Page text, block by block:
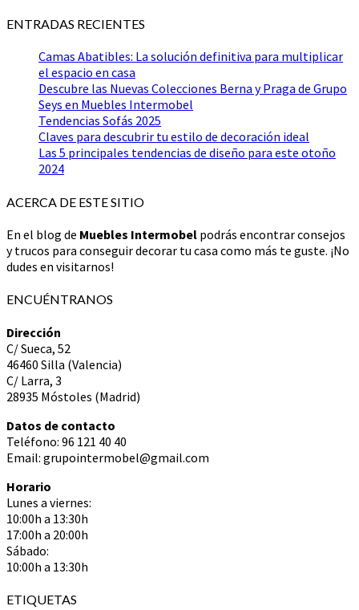
ENTRADAS RECIENTES
Camas Abatibles: La solución definitiva para multiplicar
el espacio en casa
Descubre las Nuevas Colecciones Berna y Praga de Grupo
Seys en Muebles Intermobel
Tendencias Sofás 2025
Claves para descubrir tu estilo de decoración ideal
Las 5 principales tendencias de diseño para este otoño
2024
ACERCA DE ESTE SITIO
En el blog de Muebles Intermobel podrás encontrar consejos
y trucos para conseguir decorar tu casa como más te guste. ¡No
dudes en visitarnos!
ENCUÉNTRANOS
Dirección
C/ Sueca, 52
46460 Silla (Valencia)
C/ Larra, 3
28935 Móstoles (Madrid)
Datos de contacto
Teléfono: 96 121 40 40
Email: grupointermobel@gmail.com
Horario
Lunes a viernes:
10:00h a 13:30h
17:00h a 20:00h
Sábado:
10:00h a 13:30h
ETIQUETAS